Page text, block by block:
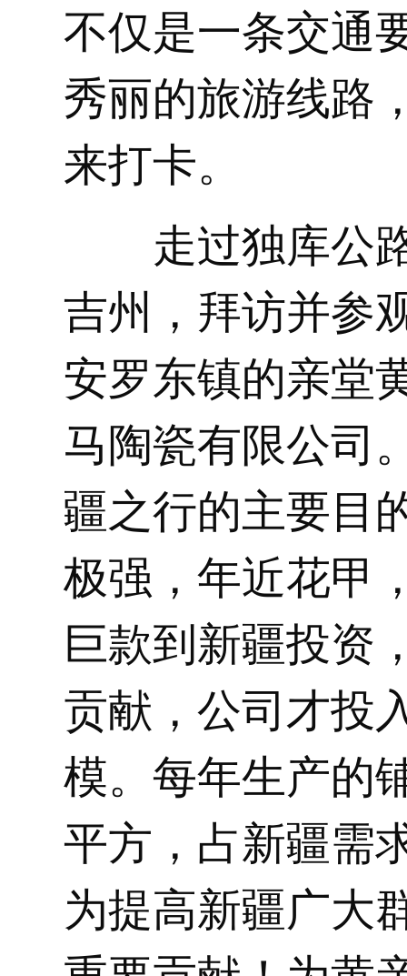
不仅是一条交通
秀丽的旅游线路
来打卡。
走过独库公
吉州，拜访并参
安罗东镇的亲堂
马陶瓷有限公司
疆之行的主要目
极强，年近花甲
巨款到新疆投资
贡献，公司才投
模。每年生产的
平方，占新疆需
为提高新疆广大